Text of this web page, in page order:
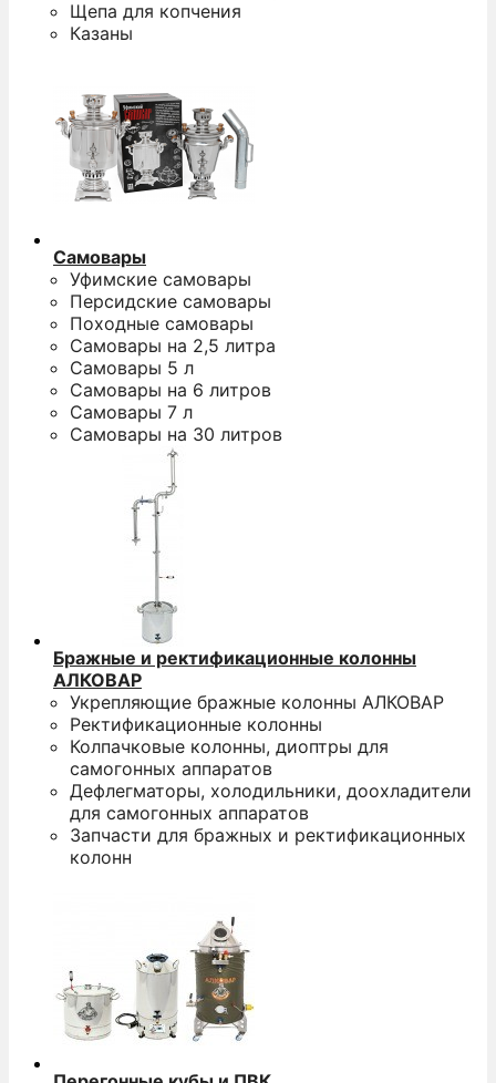
Щепа для копчения
Казаны
Самовары
Уфимские самовары
Персидские самовары
Походные самовары
Самовары на 2,5 литра
Самовары 5 л
Самовары на 6 литров
Самовары 7 л
Самовары на 30 литров
Бражные и ректификационные колонны
АЛКОВАР
Укрепляющие бражные колонны АЛКОВАР
Ректификационные колонны
Колпачковые колонны, диоптры для
самогонных аппаратов
Дефлегматоры, холодильники, доохладители
для самогонных аппаратов
Запчасти для бражных и ректификационных
колонн